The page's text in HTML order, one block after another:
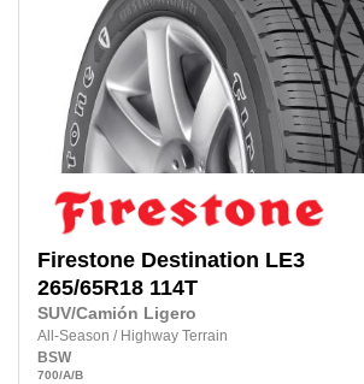
Firestone Destination LE3
265/65R18 114T
SUV/Camión Ligero
All-Season / Highway Terrain
BSW
700/A/B